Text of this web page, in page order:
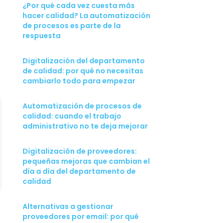
¿Por qué cada vez cuesta más
hacer calidad? La automatización
de procesos es parte de la
respuesta
Digitalización del departamento
de calidad: por qué no necesitas
cambiarlo todo para empezar
Automatización de procesos de
calidad: cuando el trabajo
administrativo no te deja mejorar
Digitalización de proveedores:
pequeñas mejoras que cambian el
día a día del departamento de
calidad
Alternativas a gestionar
proveedores por email: por qué